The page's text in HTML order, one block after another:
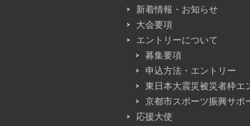
新着情報・お知らせ
大会要項
エントリーについて
募集要項
申込方法・エントリー
東日本大震災被災者枠エ
京都市スポーツ振興サポ
応援大使